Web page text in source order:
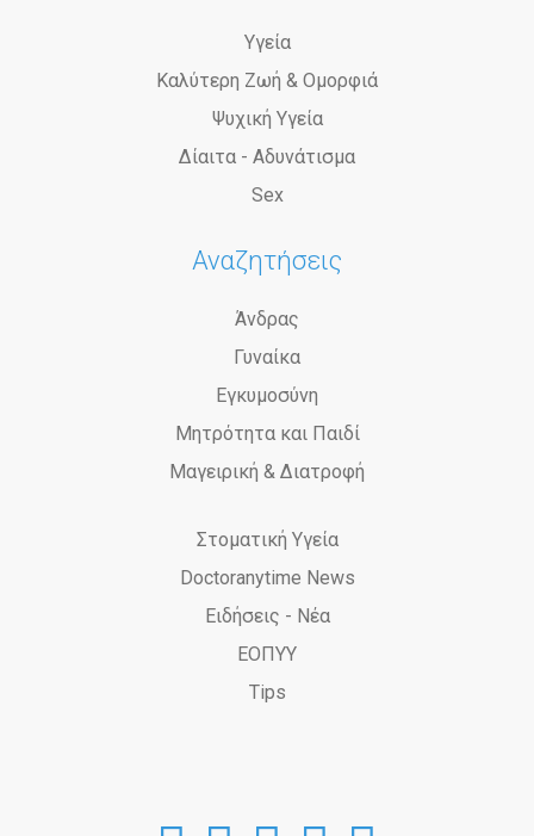
Υγεία
Καλύτερη Ζωή & Ομορφιά
Ψυχική Υγεία
Δίαιτα - Αδυνάτισμα
Sex
Αναζητήσεις
Άνδρας
Γυναίκα
Εγκυμοσύνη
Μητρότητα και Παιδί
Μαγειρική & Διατροφή
Στοματική Υγεία
Doctoranytime News
Ειδήσεις - Νέα
ΕΟΠΥΥ
Tips